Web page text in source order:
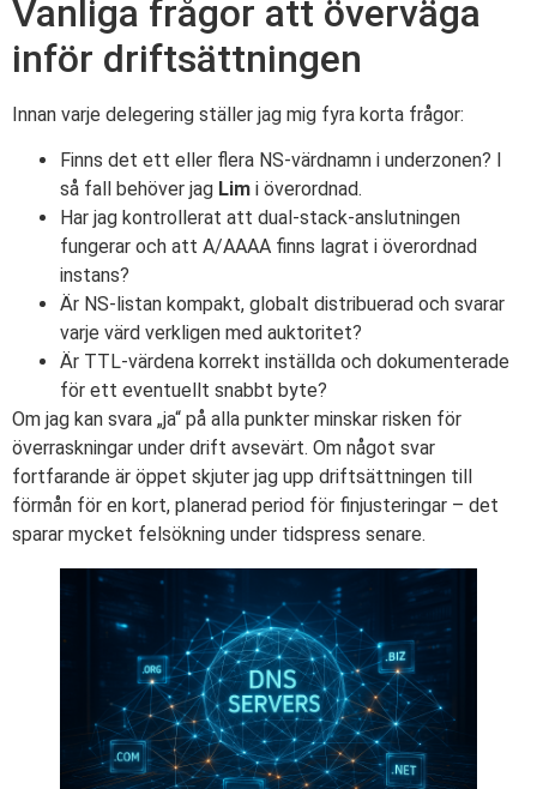
Vanliga frågor att överväga
inför driftsättningen
Innan varje delegering ställer jag mig fyra korta frågor:
Finns det ett eller flera NS-värdnamn i underzonen? I
så fall behöver jag Lim i överordnad.
Har jag kontrollerat att dual-stack-anslutningen
fungerar och att A/AAAA finns lagrat i överordnad
instans?
Är NS-listan kompakt, globalt distribuerad och svarar
varje värd verkligen med auktoritet?
Är TTL-värdena korrekt inställda och dokumenterade
för ett eventuellt snabbt byte?
Om jag kan svara „ja“ på alla punkter minskar risken för
överraskningar under drift avsevärt. Om något svar
fortfarande är öppet skjuter jag upp driftsättningen till
förmån för en kort, planerad period för finjusteringar – det
sparar mycket felsökning under tidspress senare.